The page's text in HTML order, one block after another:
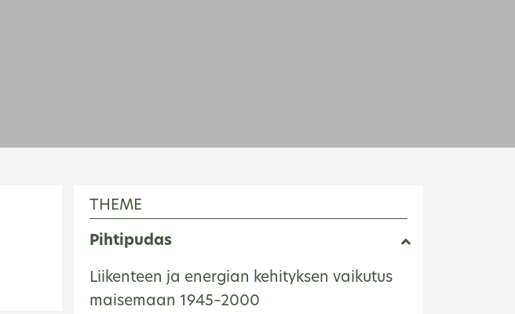
THEME
Pihtipudas
Liikenteen ja energian kehityksen vaikutus
maisemaan 1945–2000